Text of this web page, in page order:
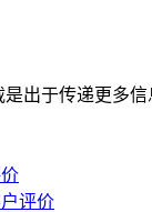
出于传递更多
评价